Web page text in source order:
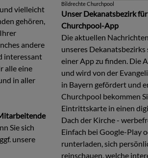
und vielleicht
gehören,
andere
interessant
alle eine
in aller
Sie sich
unsere
BildrechteChurchpool
Unser Dekanatsbezirk
Churchpool-App
Die aktuellen
unseres
einer App zu finden. Die
und wird von der
in Bayern gefördert und
Churchpool bekommen
Eintrittskarte in einen
Dach der Kirche -
Einfach bei Google-Play
runterladen, sich
reinschauen, welche